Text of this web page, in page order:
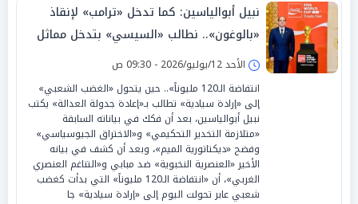
نبيل أبوالياسين: كما تدخل «ترامب» لإنقاذ
«بالوغون».. نطالب «السيسي» بتدخل مماثل
لإعادة مباراة مصر
الأحد 12/يوليو/2026 - 09:30 ص
انتفاضة الـ120 مليوناً».. حين يتحول «الغضب الشعبي»
إلى «إرادة سيادية» تطالب بـ«إعادة جدولة العدالة» يكتب
نبيل أبوالياسين، بعد أن فكك في بياناته السابقة
«متلازمة التخدير التحكيمي» و«الاختراق الجيوسياسي»
وفضح «ديكتاتورية الميم»، وبعد أن كشف في بيانه
الأخير «العنصرية النخبوية» ضد مبابي و«التناغم العنصري
الغربي»، أن «انتفاضة الـ120 مليوناً» التي بدأت كغضب
شعبي عابر تحولت اليوم إلى «إرادة سيادية» جا